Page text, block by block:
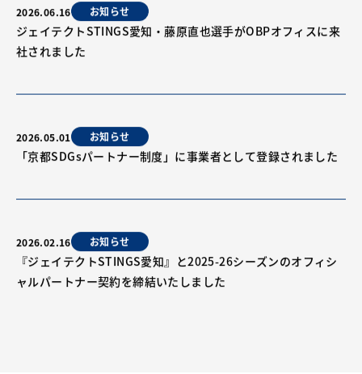
2026.06.16 お知らせ
ジェイテクトSTINGS愛知・藤原直也選手がOBPオフィスに来
社されました
2026.05.01 お知らせ
「京都SDGsパートナー制度」に事業者として登録されました
2026.02.16 お知らせ
『ジェイテクトSTINGS愛知』と2025-26シーズンのオフィシ
ャルパートナー契約を締結いたしました